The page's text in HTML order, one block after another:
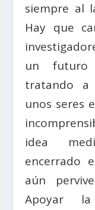
siempre al
Hay que
un futuro
tratando a
unos seres
idea
encerrado
aún
Apoyar